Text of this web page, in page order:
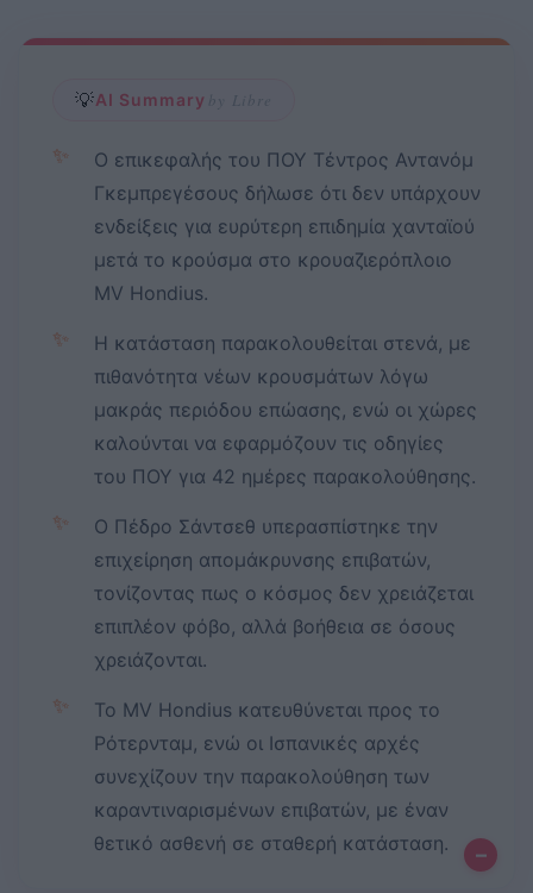
💡AI Summary by Libre
✨
Ο επικεφαλής του ΠΟΥ Τέντρος Αντανόμ
Γκεμπρεγέσους δήλωσε ότι δεν υπάρχουν
ενδείξεις για ευρύτερη επιδημία χανταϊού
μετά το κρούσμα στο κρουαζιερόπλοιο
MV Hondius.
✨
Η κατάσταση παρακολουθείται στενά, με
πιθανότητα νέων κρουσμάτων λόγω
μακράς περιόδου επώασης, ενώ οι χώρες
καλούνται να εφαρμόζουν τις οδηγίες
του ΠΟΥ για 42 ημέρες παρακολούθησης.
✨
Ο Πέδρο Σάντσεθ υπερασπίστηκε την
επιχείρηση απομάκρυνσης επιβατών,
τονίζοντας πως ο κόσμος δεν χρειάζεται
επιπλέον φόβο, αλλά βοήθεια σε όσους
χρειάζονται.
✨
Το MV Hondius κατευθύνεται προς το
Ρότερνταμ, ενώ οι Ισπανικές αρχές
συνεχίζουν την παρακολούθηση των
καραντιναρισμένων επιβατών, με έναν
θετικό ασθενή σε σταθερή κατάσταση.
–